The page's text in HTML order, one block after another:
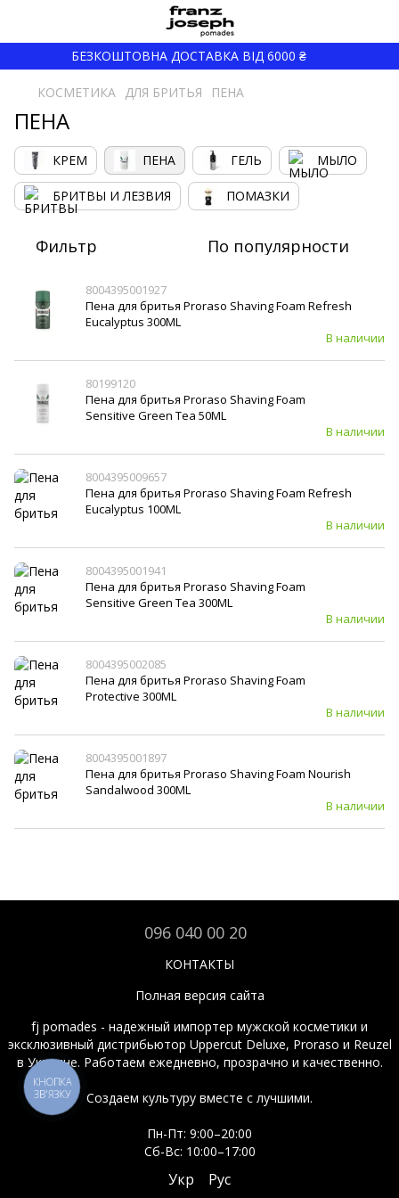
БЕЗКОШТОВНА ДОСТАВКА ВІД 6000 ₴
КОСМЕТИКА ДЛЯ БРИТЬЯ ПЕНА
ПЕНА
КРЕМ ПЕНА ГЕЛЬ МЫЛО
БРИТВЫ И ЛЕЗВИЯ ПОМАЗКИ
Фильтр По популярности
8004395001927
Пена для бритья Proraso Shaving Foam Refresh
Eucalyptus 300ML
В наличии
80199120
Пена для бритья Proraso Shaving Foam
Sensitive Green Tea 50ML
В наличии
8004395009657
Пена для бритья Proraso Shaving Foam Refresh
Eucalyptus 100ML
В наличии
8004395001941
Пена для бритья Proraso Shaving Foam
Sensitive Green Tea 300ML
В наличии
8004395002085
Пена для бритья Proraso Shaving Foam
Protective 300ML
В наличии
8004395001897
Пена для бритья Proraso Shaving Foam Nourish
Sandalwood 300ML
В наличии
096 040 00 20
КОНТАКТЫ
Полная версия сайта
fj pomades - надежный импортер мужской косметики и
эксклюзивный дистрибьютор Uppercut Deluxe, Proraso и Reuzel
в Украине. Работаем ежедневно, прозрачно и качественно.
Создаем культуру вместе с лучшими.
Пн-Пт: 9:00–20:00
Сб-Вс: 10:00–17:00
Укр Рус
КНОПКА
ЗВ'ЯЗКУ